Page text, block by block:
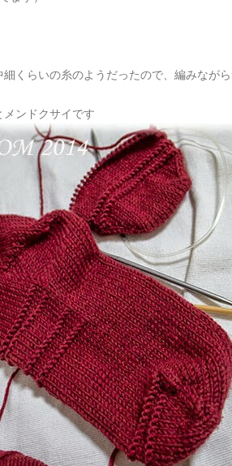
くらいの糸のようだったので、編みなが
ンドクサイです